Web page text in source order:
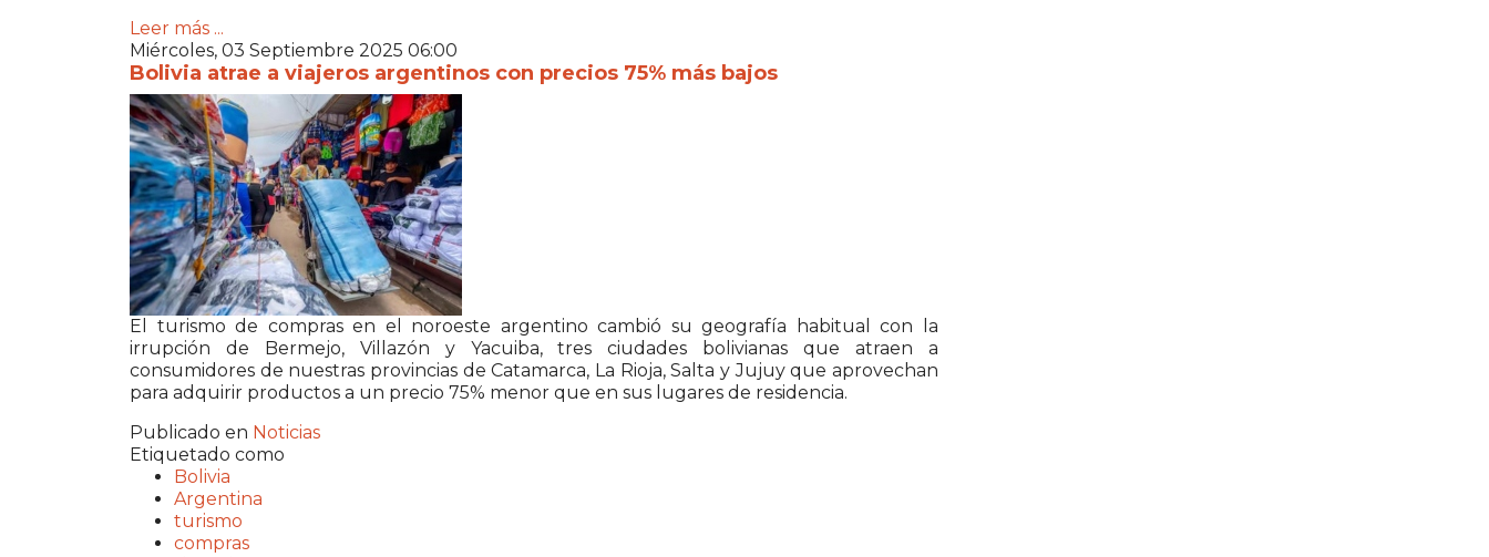
Leer más ...
Miércoles, 03 Septiembre 2025 06:00
Bolivia atrae a viajeros argentinos con precios 75% más bajos
El turismo de compras en el noroeste argentino cambió su geografía habitual con la
irrupción de Bermejo, Villazón y Yacuiba, tres ciudades bolivianas que atraen a
consumidores de nuestras provincias de Catamarca, La Rioja, Salta y Jujuy que aprovechan
para adquirir productos a un precio 75% menor que en sus lugares de residencia.
Publicado en Noticias
Etiquetado como
Bolivia
Argentina
turismo
compras